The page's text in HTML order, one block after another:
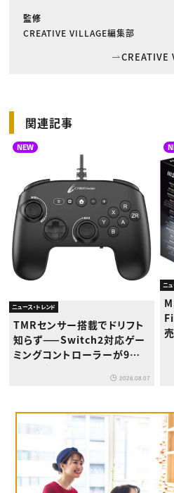
監修
CREATIVE VILLAGE編集部
CREATIVE
関連記事
NEW
ニュース・トレンド
TMRセンサー搭載でドリフト
知らず——Switch2対応ゲー
ミングコントローラーが9月
2026.08.07
ニュ
売